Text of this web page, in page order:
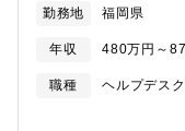
っています。単体製品
ッケージソリューショ
様な技術・人材を結集
幅広いテーマに関わ
す。また、チームメン
業務改善活動にも参加
直接感謝の声をいただ
ジ整備、VOC活動を
す。▼取り扱い製品例
勤務地 福岡県
年収 480万円～
職種
ヘルプデス